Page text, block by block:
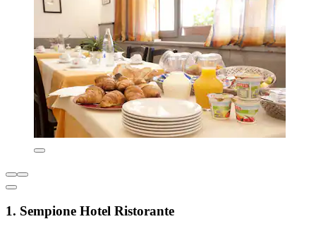
1. Sempione Hotel Ristorante